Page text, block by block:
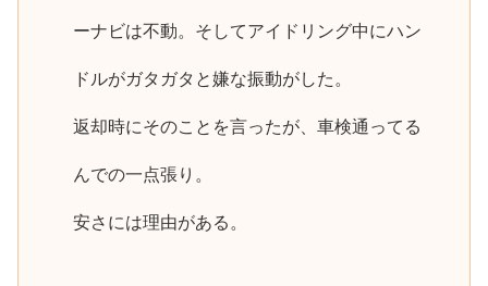
ーナビは不動。そしてアイドリング中にハン
ドルがガタガタと嫌な振動がした。
返却時にそのことを言ったが、車検通ってる
んでの一点張り。
安さには理由がある。